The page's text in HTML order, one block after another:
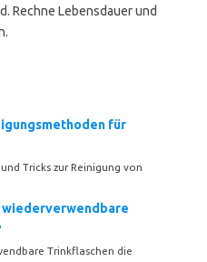
Rechne Lebensdauer und
für
Tricks zur Reinigung von
wiederverwendbare
Trinkflaschen die